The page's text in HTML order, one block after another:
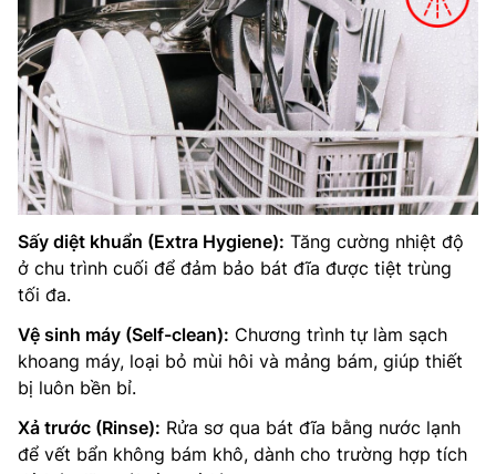
Sấy diệt khuẩn (Extra Hygiene): Tăng cường nhiệt độ
ở chu trình cuối để đảm bảo bát đĩa được tiệt trùng
tối đa.
Vệ sinh máy (Self-clean): Chương trình tự làm sạch
khoang máy, loại bỏ mùi hôi và mảng bám, giúp thiết
bị luôn bền bỉ.
Xả trước (Rinse): Rửa sơ qua bát đĩa bằng nước lạnh
để vết bẩn không bám khô, dành cho trường hợp tích